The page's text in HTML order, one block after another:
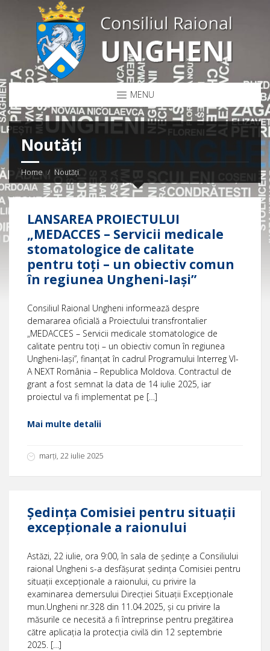
MENU
Noutăți
Home Noutăți
LANSAREA PROIECTULUI
„MEDACCES – Servicii medicale
stomatologice de calitate
pentru toți – un obiectiv comun
în regiunea Ungheni-Iași”
Consiliul Raional Ungheni informează despre
demararea oficială a Proiectului transfrontalier
„MEDACCES – Servicii medicale stomatologice de
calitate pentru toți – un obiectiv comun în regiunea
Ungheni-Iași”, finanțat în cadrul Programului Interreg VI-
A NEXT România – Republica Moldova. Contractul de
grant a fost semnat la data de 14 iulie 2025, iar
proiectul va fi implementat pe […]
Mai multe detalii
marți, 22 iulie 2025
Ședința Comisiei pentru situații
excepționale a raionului
Astăzi, 22 iulie, ora 9:00, în sala de ședințe a Consiliului
raional Ungheni s-a desfășurat ședința Comisiei pentru
situații excepționale a raionului, cu privire la
examinarea demersului Direcției Situații Excepționale
mun.Ungheni nr.328 din 11.04.2025, și cu privire la
măsurile ce necesită a fi întreprinse pentru pregătirea
către aplicația la protecția civilă din 12 septembrie
2025. […]